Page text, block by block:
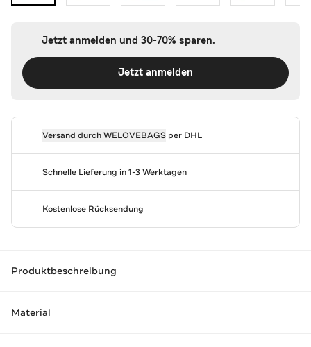
Jetzt anmelden und 30-70% sparen.
Jetzt anmelden
Versand durchWELOVEBAGSper DHL
Schnelle Lieferung in 1-3 Werktagen
Kostenlose Rücksendung
Produktbeschreibung
Material